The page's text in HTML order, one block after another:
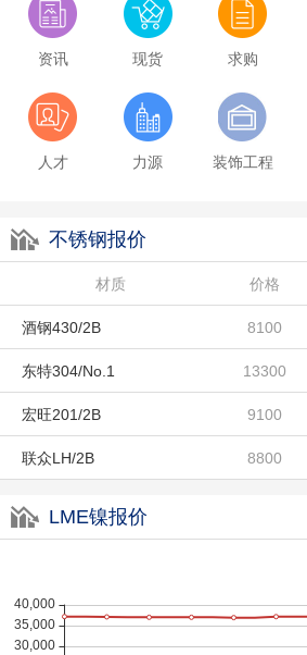
资讯 现货 求购
人才 力源 装饰工程
不锈钢报价
材质 价格
酒钢430/2B 8100
东特304/No.1 13300
联众LH/2B
酒钢304/2B 14500
酒钢430/2B 8100
东特304/No.1 13300
宏旺201/2B 9100
联众LH/2B 8800
LME镍报价